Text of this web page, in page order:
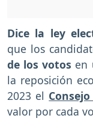
Dice la ley
que los
de los votos en
la reposición
2023 el
valor por cada